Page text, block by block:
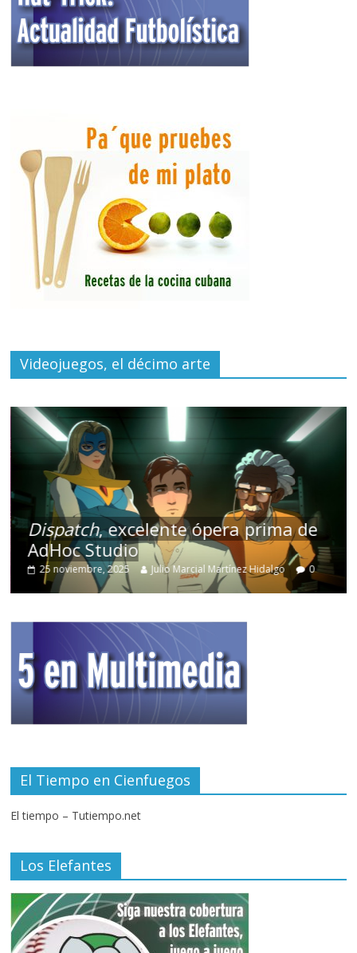
Videojuegos, el décimo arte
Dispatch, excelente ópera prima de
AdHoc Studio
25 noviembre, 2025 Julio Marcial Martínez Hidalgo 0
El Tiempo en Cienfuegos
El tiempo – Tutiempo.net
Los Elefantes